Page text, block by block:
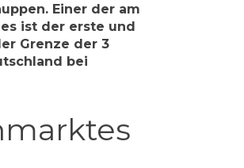
Einer der am
ist der erste und
Grenze der 3
bei